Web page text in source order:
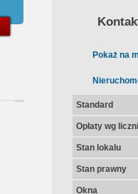
Pokaż na
Standard
Opłaty wg
Stan lokalu
Stan prawny
Okna